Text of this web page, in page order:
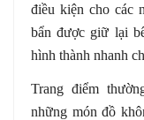
điều kiện cho các
bẩn được giữ lại
hình thành nhanh
Trang điểm
những món đồ